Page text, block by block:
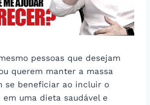
pessoas que desejam
querem manter a massa
se beneficiar ao incluir o
em uma dieta saudável e